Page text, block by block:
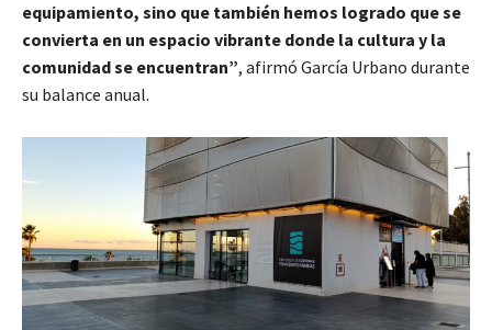
equipamiento, sino que también hemos logrado que se
convierta en un espacio vibrante donde la cultura y la
comunidad se encuentran”, afirmó García Urbano durante
su balance anual.